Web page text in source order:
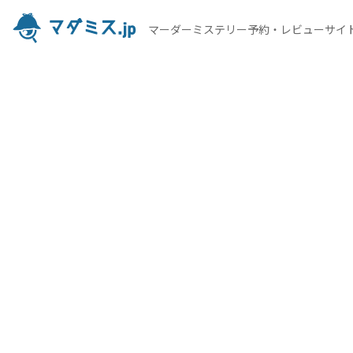
マーダーミステリー予約・レビューサイ